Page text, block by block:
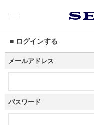
■ ログインする
メールアドレス
パスワード